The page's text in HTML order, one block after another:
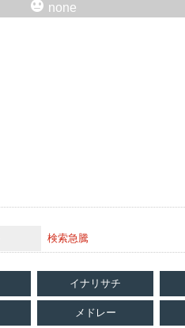
none
検索急騰
イナリサチ
メドレー